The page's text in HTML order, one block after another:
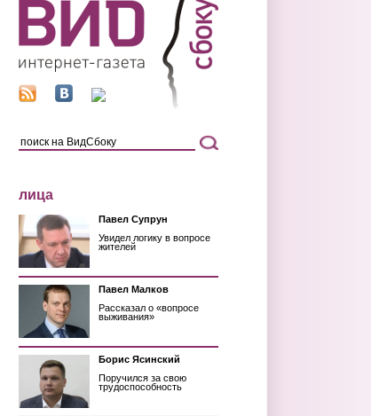
лица
Павел Супрун
Увидел логику в вопросе
жителей
Павел Малков
Рассказал о «вопросе
выживания»
Борис Ясинский
Поручился за свою
трудоспособность